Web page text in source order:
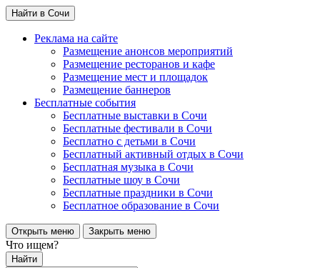
Найти в Сочи
Реклама на сайте
Размещение анонсов мероприятий
Размещение ресторанов и кафе
Размещение мест и площадок
Размещение баннеров
Бесплатные события
Бесплатные выставки в Сочи
Бесплатные фестивали в Сочи
Бесплатно с детьми в Сочи
Бесплатный активный отдых в Сочи
Бесплатная музыка в Сочи
Бесплатные шоу в Сочи
Бесплатные праздники в Сочи
Бесплатное образование в Сочи
Открыть меню Закрыть меню
Что ищем?
Найти